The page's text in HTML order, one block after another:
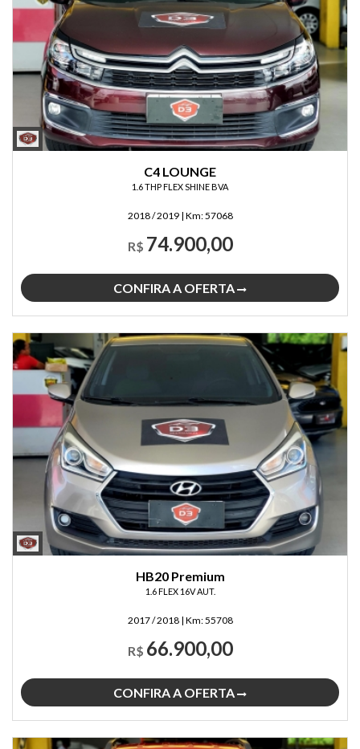
C4 LOUNGE
1.6 THP FLEX SHINE BVA
2018 / 2019 | Km:57068
R$ 74.900,00
CONFIRA A OFERTA
HB20 Premium
1.6 FLEX 16V AUT.
2017 / 2018 | Km:55708
R$ 66.900,00
CONFIRA A OFERTA